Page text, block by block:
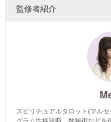
監修者紹介
スピリチュアルタロット(マル